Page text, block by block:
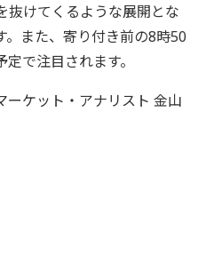
抜けてくるような展開とな
。また、寄り付き前の8時50
で注目されます。
ケット・アナリスト 金山